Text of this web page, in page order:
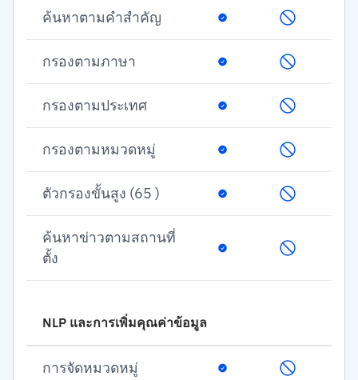
ค้นหาตามคำสำคัญ
กรองตามภาษา
กรองตามประเทศ
กรองตามหมวดหมู่
ตัวกรองขั้นสูง (65 )
ค้นหาข่าวตามสถานที่
ตั้ง
NLP และการเพิ่มคุณค่าข้อมูล
การจัดหมวดหมู่